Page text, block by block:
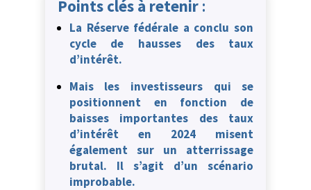
Points clés à retenir :
La Réserve fédérale a conclu son
cycle de hausses des taux
d’intérêt.
Mais les investisseurs qui se
positionnent en fonction de
baisses importantes des taux
d’intérêt en 2024 misent
également sur un atterrissage
brutal. Il s’agit d’un scénario
improbable.